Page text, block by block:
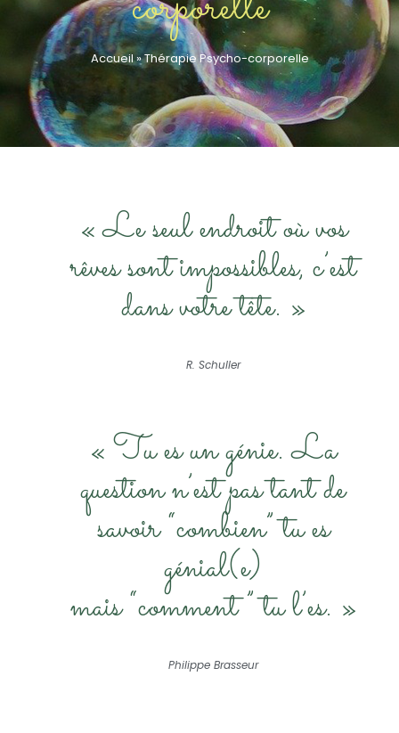
Accueil»Thérapie Psycho-corporelle
« Le seul endroit où vos
rêves sont impossibles, c’est
dans votre tête. »
R. Schuller
« Tu es un génie. La
question n’est pas tant de
savoir “combien” tu es
génial(e)
mais “comment” tu l’es. »
Philippe Brasseur